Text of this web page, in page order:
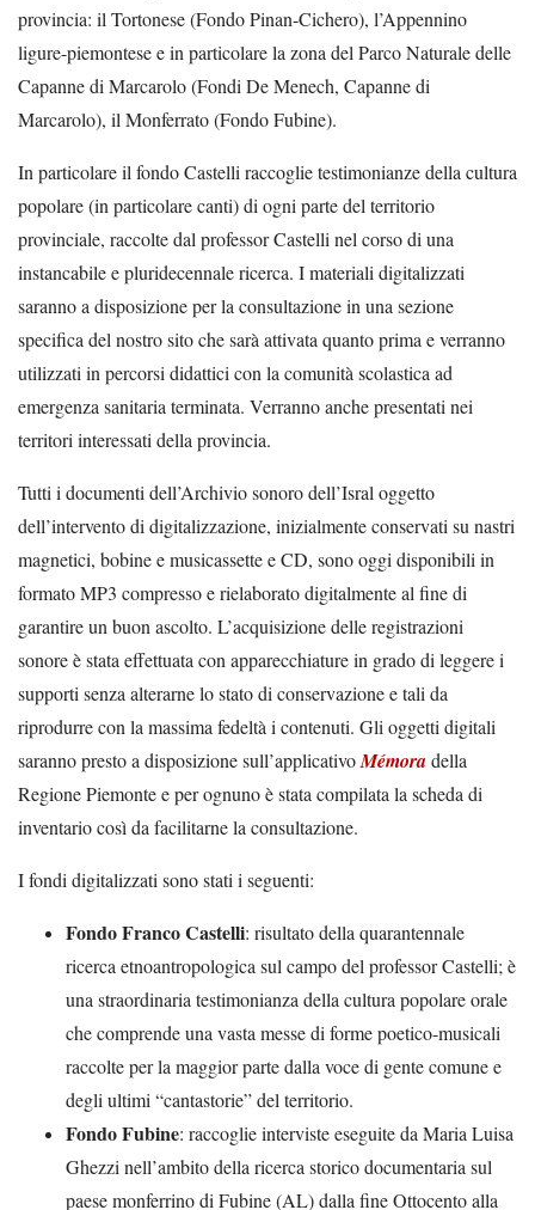
provincia: il Tortonese (Fondo Pinan-Cichero), l’Appennino
ligure-piemontese e in particolare la zona del Parco Naturale delle
Capanne di Marcarolo (Fondi De Menech, Capanne di
Marcarolo), il Monferrato (Fondo Fubine).
In particolare il fondo Castelli raccoglie testimonianze della cultura
popolare (in particolare canti) di ogni parte del territorio
provinciale, raccolte dal professor Castelli nel corso di una
instancabile e pluridecennale ricerca. I materiali digitalizzati
saranno a disposizione per la consultazione in una sezione
specifica del nostro sito che sarà attivata quanto prima e verranno
utilizzati in percorsi didattici con la comunità scolastica ad
emergenza sanitaria terminata. Verranno anche presentati nei
territori interessati della provincia.
Tutti i documenti dell’Archivio sonoro dell’Isral oggetto
dell’intervento di digitalizzazione, inizialmente conservati su nastri
magnetici, bobine e musicassette e CD, sono oggi disponibili in
formato MP3 compresso e rielaborato digitalmente al fine di
garantire un buon ascolto. L’acquisizione delle registrazioni
sonore è stata effettuata con apparecchiature in grado di leggere i
supporti senza alterarne lo stato di conservazione e tali da
riprodurre con la massima fedeltà i contenuti. Gli oggetti digitali
saranno presto a disposizione sull’applicativoMémoradella
Regione Piemonte e per ognuno è stata compilata la scheda di
inventario così da facilitarne la consultazione.
I fondi digitalizzati sono stati i seguenti:
Fondo Franco Castelli: risultato della quarantennale
ricerca etnoantropologica sul campo del professor Castelli; è
una straordinaria testimonianza della cultura popolare orale
che comprende una vasta messe di forme poetico-musicali
raccolte per la maggior parte dalla voce di gente comune e
degli ultimi “cantastorie” del territorio.
Fondo Fubine: raccoglie interviste eseguite da Maria Luisa
Ghezzi nell’ambito della ricerca storico documentaria sul
paese monferrino di Fubine (AL) dalla fine Ottocento alla